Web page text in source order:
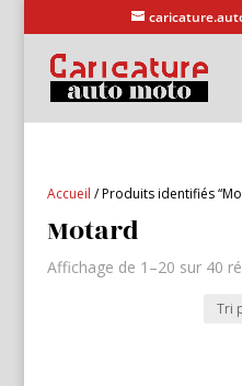
Accueil / Produits identifiés
Motard
Affichage de 1–20 sur 40